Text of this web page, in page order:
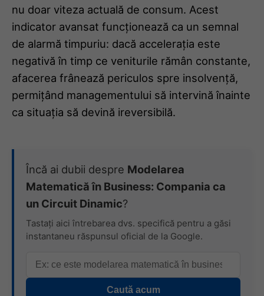
nu doar viteza actuală de consum. Acest
indicator avansat funcționează ca un semnal
de alarmă timpuriu: dacă accelerația este
negativă în timp ce veniturile rămân constante,
afacerea frânează periculos spre insolvență,
permițând managementului să intervină înainte
ca situația să devină ireversibilă.
Încă ai dubii despre Modelarea
Matematică în Business: Compania ca
un Circuit Dinamic?
Tastați aici întrebarea dvs. specifică pentru a găsi
instantaneu răspunsul oficial de la Google.
Caută acum